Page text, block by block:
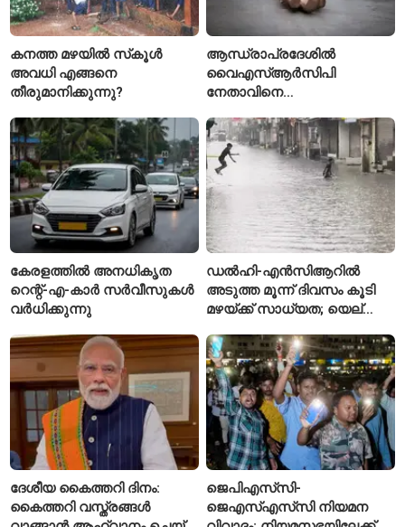
കനത്ത മഴയിൽ സ്‌കൂൾ
അവധി എങ്ങനെ
തീരുമാനിക്കുന്നു?
ആന്ധ്രാപ്രദേശിൽ
വൈഎസ്ആർസിപി
നേതാവിനെ
അന്വേഷണം ആരംഭിച്ച്
പൊലീസ്
കേരളത്തിൽ അനധികൃത
റെന്റ്-എ-കാർ സർവീസുകൾ
വർധിക്കുന്നു
ഡൽഹി-എൻസിആറിൽ
അടുത്ത മൂന്ന് ദിവസം കൂടി
മഴയ്ക്ക് സാധ്യത; യെല്ലോ
ഐഎംഡി
ദേശീയ കൈത്തറി ദിനം:
കൈത്തറി വസ്ത്രങ്ങൾ
ജെപിഎസ്‌സി-
ജെഎസ്എസ്‌സി നിയമന